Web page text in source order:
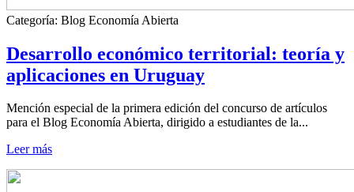
Categoría: Blog Economía Abierta
Desarrollo económico territorial: teoría y
aplicaciones en Uruguay
Mención especial de la primera edición del concurso de artículos
para el Blog Economía Abierta, dirigido a estudiantes de la...
Leer más